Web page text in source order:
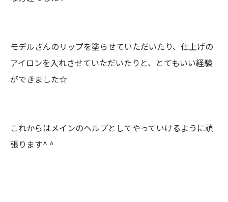
モデルさんのリップを塗らせていただいたり、仕上げの
アイロンを入れさせていただいたりと、とてもいい経験
ができました☆
これからはメインのヘルプとしてやっていけるように頑
張ります^ ^